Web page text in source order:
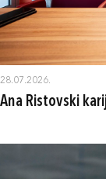
28.07.2026.
Ana Ristovski